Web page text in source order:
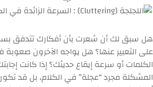
هل سبق لك أن شعرت بأن أفكارك تتدفق
على التعبير عنها؟ هل يواجه الآخرون
الكلمات أو سرعة إيقاع حديثك؟ إذا كانت
المشكلة مجرد “عجلة” في الكلام، بل قد